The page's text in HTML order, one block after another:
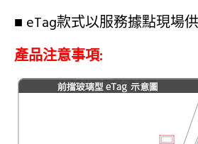
■ eTag款式以服務據點現場
產品注意事項: